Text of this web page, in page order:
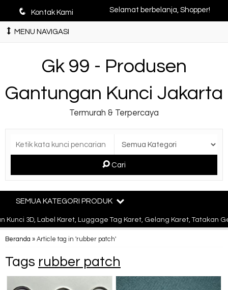
q Kontak Kami Selamat berbelanja, Shopper!
MENU NAVIGASI
Gk 99 - Produsen
Gantungan Kunci Jakarta
Termurah & Terpercaya
Cari
SEMUA KATEGORI PRODUK
3D, Label Karet, Luggage Tag Karet, Gelang Karet, Tatakan
Beranda » Article tag in 'rubber patch'
Tags rubber patch